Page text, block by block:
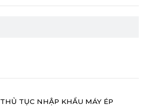
THỦ TỤC NHẬP KHẨU MÁY ÉP